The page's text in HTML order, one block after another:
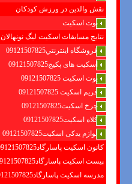
نقش والدین در ورزش کودکان
بوت اسکیت
نتایج مسابقات اسکیت لیگ نونهالان
فروشگاه اينترنتي09121507825
اسکیت های پکیج09121507825
بوت اسکیت 09121507825
فریم اسکیت 09121507825
چرخ اسکیت09121507825
کلاه اسکیت09121507825
لوازم یدکی اسکیت09121507825
کانون اسکیت پاسارگاد09121507825
پیست اسکیت پاسارگاد09121507825
مدرسه اسکیت پاسارگاد09121507825